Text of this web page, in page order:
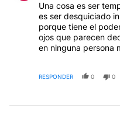
Una cosa es ser
es ser desquiciado
porque tiene el
ojos que parecen
en ninguna persona
cara que pone
como un chico ama
de goce, cuando
RESPONDER 0 0